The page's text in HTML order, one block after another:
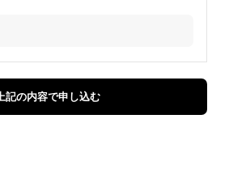
上記の内容で申し込む